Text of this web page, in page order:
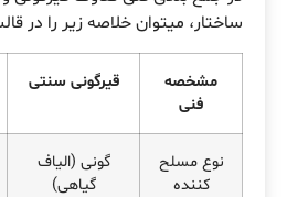
ساختار، میتوان خلاصه زیر را در
مشخصه
فنی
قیرگونی سنتی
نوع مسلح
کننده
گونی (الیاف
گیاهی)